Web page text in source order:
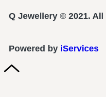
Q Jewellery © 2021.
Powered by iServices